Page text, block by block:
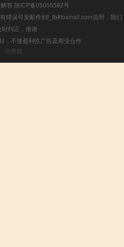
答 陕ICP备05055592号
错误可发邮件到f_fb#foxmail.com说明，我们
时纠正，谢谢
，不接盈利性广告及商业合作
小男孩